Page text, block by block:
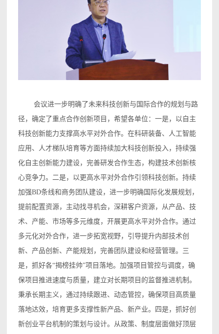
会议进一步明确了未来科技创新与国际合作的规划与路
径，确定了重点合作创新项目，希望各单位：一是，以自主
科技创新能力支撑高水平对外合作。在科研装备、人工智能
应用、人才梯队培育等方面持续加大科技创新投入，持续强
化自主创新能力建设，完善研发合作生态，构建技术创新核
心竞争力。二是，以更高水平对外合作引领科技创新。持续
加强BD条线和商务团队建设，进一步明确国际化发展规划，
提前配置资源，主动找寻机会，深耕客户资源，从产品、技
术、产能、市场等多元维度，开展更高水平对外合作。通过
多元化对外合作，进一步拓宽视野，引导提升内部技术创
新、产品创新、产能规划，完善团队建设和经营管理。三
是，抓好各“揭榜挂帅”项目落地。加强项目管控与调度，确
保项目推进速度与质量，建立对长期项目的监督推进机制。
秉承长期主义，通过持续跟进、动态管控，确保项目高质量
落地达效，培育更多支撑性新产品、新产业。四是，抓好创
新创业平台机制的策划与设计。从政策、制度层面做好顶层